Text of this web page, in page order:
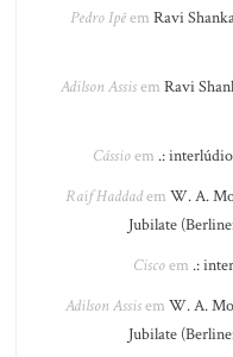
Pedro Ipêem Ravi
Adilson Assisem Ravi
Cássioem .:
Raif Haddadem W. A.
Jubilate
Ciscoem .:
Adilson Assisem W. A.
Jubilate